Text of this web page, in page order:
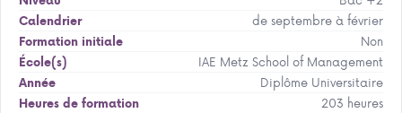
Calendrier
de septembre à février
Formation initiale
Non
École(s)
IAE Metz School of Management
Année
Diplôme Universitaire
Heures de formation
203 heures